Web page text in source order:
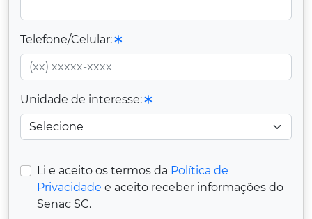
Telefone/Celular:
Unidade de interesse:
Li e aceito os termos da Política de
Privacidade e aceito receber informações do
Senac SC.